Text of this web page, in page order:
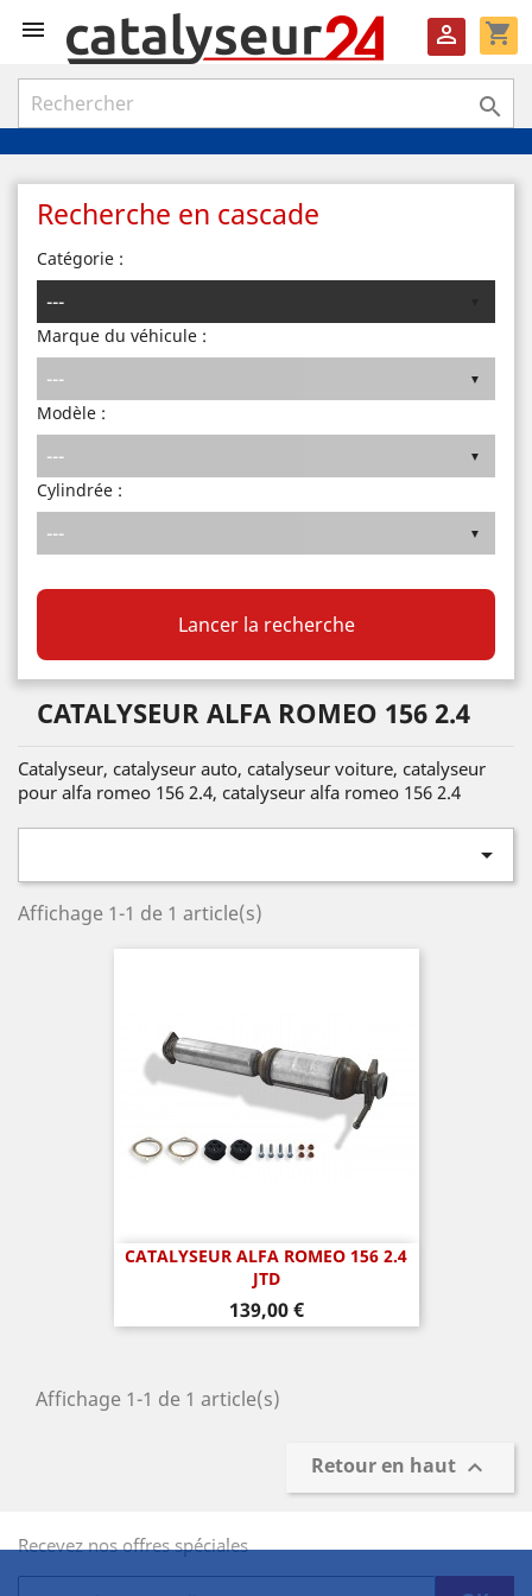
 shopping_cart


Recherche en cascade
Catégorie :
Marque du véhicule :
Modèle :
Cylindrée :
Lancer la recherche
CATALYSEUR ALFA ROMEO 156 2.4
Catalyseur, catalyseur auto, catalyseur voiture, catalyseur
pour alfa romeo 156 2.4, catalyseur alfa romeo 156 2.4

Affichage 1-1 de 1 article(s)
CATALYSEUR ALFA ROMEO 156 2.4
JTD
Prix
139,00 €
Affichage 1-1 de 1 article(s)
Retour en haut 
Recevez nos offres spéciales